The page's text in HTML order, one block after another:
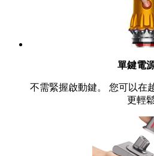
單鍵電
不需緊握啟動鍵。 您可以在
更輕鬆